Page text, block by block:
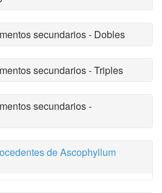
secundarios - Dobles
secundarios - Triples
secundarios -
de Ascophyllum